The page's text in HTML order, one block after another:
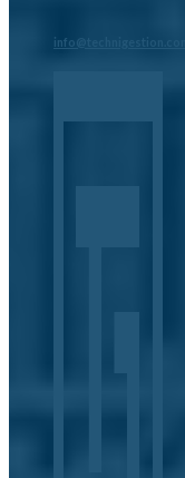
info@technigestion.com